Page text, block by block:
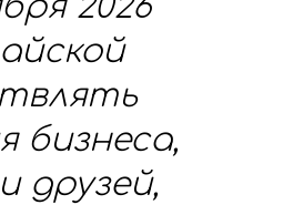
бизнеса,
друзей,